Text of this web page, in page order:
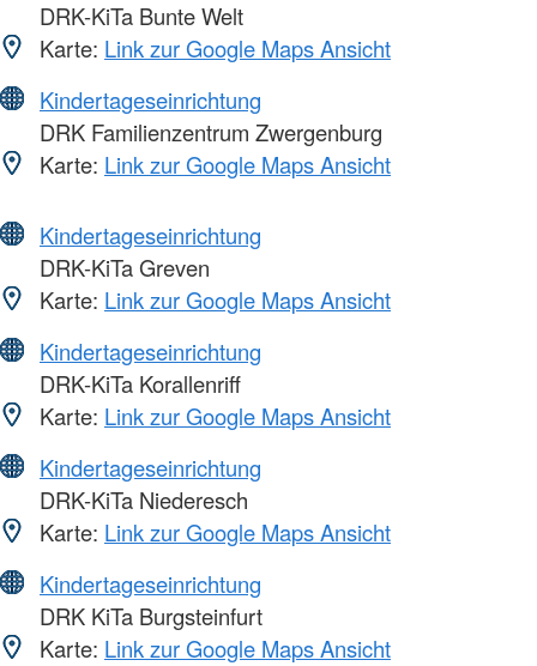
DRK-KiTa Bunte Welt
Karte: Link zur Google Maps Ansicht
Kindertageseinrichtung
DRK Familienzentrum Zwergenburg
Karte: Link zur Google Maps Ansicht
Kindertageseinrichtung
DRK-KiTa Greven
Karte: Link zur Google Maps Ansicht
Kindertageseinrichtung
DRK-KiTa Korallenriff
Karte: Link zur Google Maps Ansicht
Kindertageseinrichtung
DRK-KiTa Niederesch
Karte: Link zur Google Maps Ansicht
Kindertageseinrichtung
DRK KiTa Burgsteinfurt
Karte: Link zur Google Maps Ansicht